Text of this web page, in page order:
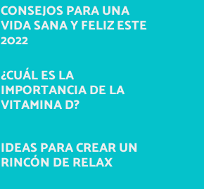
CONSEJOS PARA UNA
VIDA SANA Y FELIZ ESTE
2022
¿CUÁL ES LA
IMPORTANCIA DE LA
VITAMINA D?
IDEAS PARA CREAR UN
RINCÓN DE RELAX